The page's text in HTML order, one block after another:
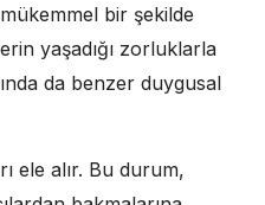
bir şekilde
yaşadığı zorluklarla
da benzer duygusal
ele alır. Bu durum,